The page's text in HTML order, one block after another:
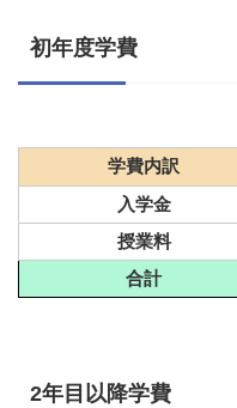
初年度学費
学費内訳
入学金
授業料
合計
2年目以降学費